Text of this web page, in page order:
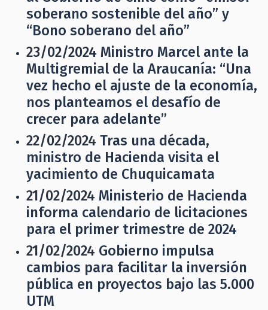
soberano sostenible del año” y
“Bono soberano del año”
23/02/2024 Ministro Marcel ante la
Multigremial de la Araucanía: “Una
vez hecho el ajuste de la economía,
nos planteamos el desafío de
crecer para adelante”
22/02/2024 Tras una década,
ministro de Hacienda visita el
yacimiento de Chuquicamata
21/02/2024 Ministerio de Hacienda
informa calendario de licitaciones
para el primer trimestre de 2024
21/02/2024 Gobierno impulsa
cambios para facilitar la inversión
pública en proyectos bajo las 5.000
UTM